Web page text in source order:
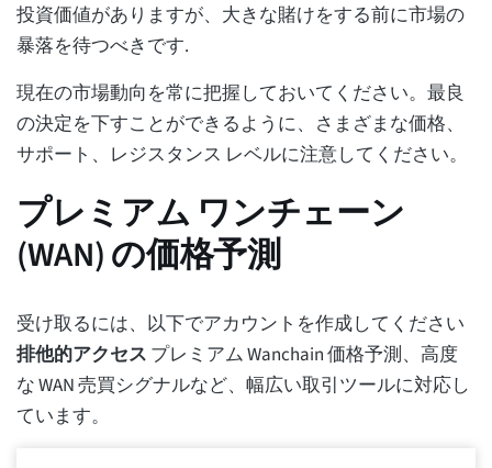
投資価値がありますが、大きな賭けをする前に市場の
暴落を待つべきです.
現在の市場動向を常に把握しておいてください。最良
の決定を下すことができるように、さまざまな価格、
サポート、レジスタンス レベルに注意してください。
プレミアム ワンチェーン
(WAN) の価格予測
受け取るには、以下でアカウントを作成してください
排他的アクセス プレミアム Wanchain 価格予測、高度
な WAN 売買シグナルなど、幅広い取引ツールに対応し
ています。